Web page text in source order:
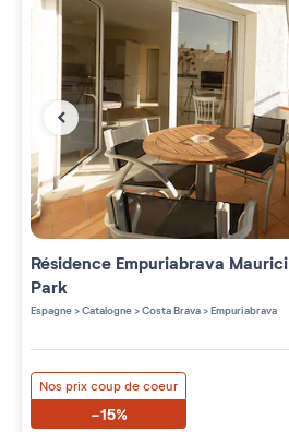
Résidence Empuriabrava Maurici
Park
Espagne>Catalogne>Costa Brava>Empuriabrava
Nos prix coup de coeur
-15%